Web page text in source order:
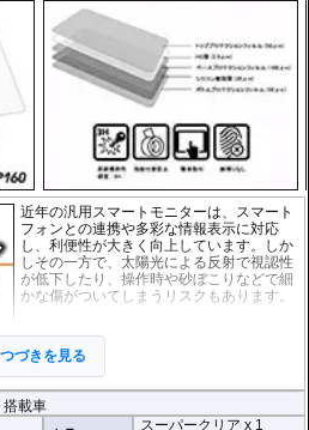
近年の汎用スマートモニターは、スマート
フォンとの連携や多彩な情報表示に対応
し、利便性が大きく向上しています。しか
しその一方で、太陽光による反射で視認性
が低下したり、操作時や砂ぼこりなどで細
かな傷がついてしまうリスクもあります。
汚れからディスプレイを保護します。
トには２枚のフィルム(スーパークリアとア
ンチグレア)が入っており
す。
つづきを見る
搭載車
スーパークリア x 1